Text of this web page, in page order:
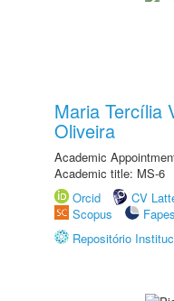
Maria Tercília
Oliveira
Academic
Academic title: MS-6
Orcid
CV
Scopus
Repositório